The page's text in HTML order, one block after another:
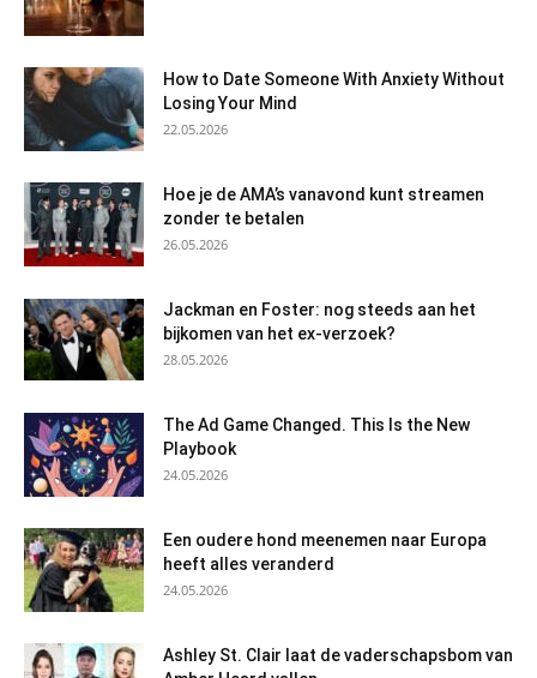
How to Date Someone With Anxiety Without
Losing Your Mind
22.05.2026
Hoe je de AMA’s vanavond kunt streamen
zonder te betalen
26.05.2026
Jackman en Foster: nog steeds aan het
bijkomen van het ex-verzoek?
28.05.2026
The Ad Game Changed. This Is the New
Playbook
24.05.2026
Een oudere hond meenemen naar Europa
heeft alles veranderd
24.05.2026
Ashley St. Clair laat de vaderschapsbom van